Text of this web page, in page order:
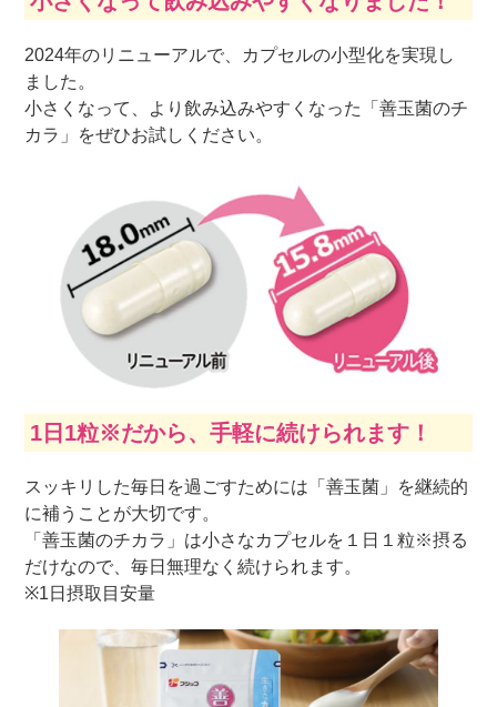
2024年のリニューアルで、カプセルの小型化を実現し
ました。
小さくなって、より飲み込みやすくなった「善玉菌のチ
カラ」をぜひお試しください。
1日1粒※だから、手軽に続けられます！
スッキリした毎日を過ごすためには「善玉菌」を継続的
に補うことが大切です。
「善玉菌のチカラ」は小さなカプセルを１日１粒※摂る
だけなので、毎日無理なく続けられます。
※1日摂取目安量